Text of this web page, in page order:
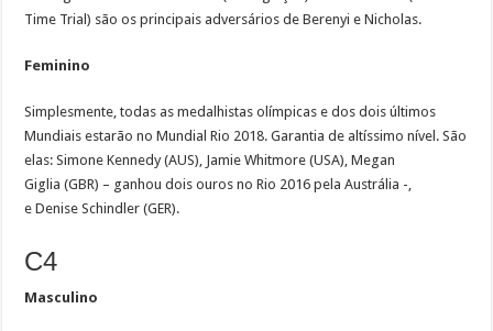
Time Trial) são os principais adversários de Berenyi e Nicholas.
Feminino
Simplesmente, todas as medalhistas olímpicas e dos dois últimos
Mundiais estarão no Mundial Rio 2018. Garantia de altíssimo nível. São
elas: Simone Kennedy (AUS), Jamie Whitmore (USA), Megan
Giglia (GBR) – ganhou dois ouros no Rio 2016 pela Austrália -,
e Denise Schindler (GER).
C4
Masculino